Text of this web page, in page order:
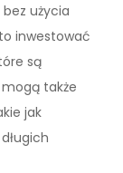
użycia
inwestować
są
także
jak